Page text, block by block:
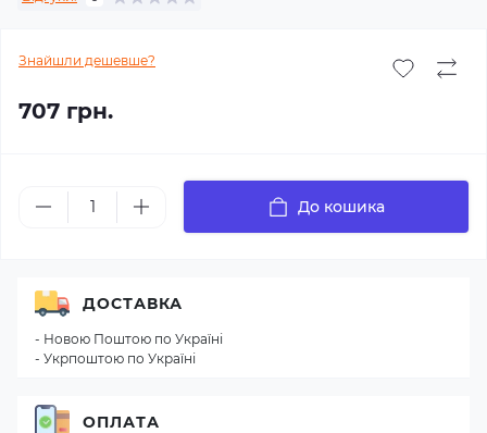
Знайшли дешевше?
707 грн.
До кошика
ДОСТАВКА
- Новою Поштою по Україні
- Укрпоштою по Україні
ОПЛАТА